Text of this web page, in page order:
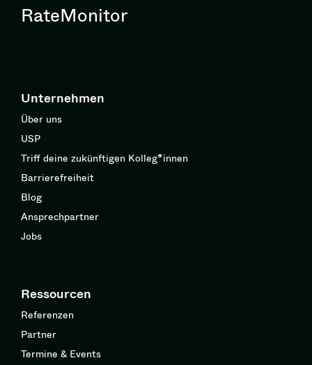
RateMonitor
Unternehmen
Über uns
USP
Triff deine zukünftigen Kolleg*innen
Barrierefreiheit
Blog
Ansprechpartner
Jobs
Ressourcen
Referenzen
Partner
Termine & Events